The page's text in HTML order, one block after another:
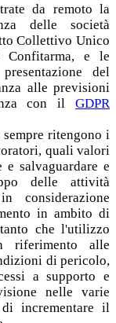
da remoto la
delle società
Collettivo Unico
Confitarma, e le
del
alle previsioni
con ilGDPR
ritengono i
quali valori
salvaguardare e
delle attività
considerazione
in ambito di
che l'utilizzo
riferimento alle
di pericolo,
a supporto e
nelle varie
incrementare il